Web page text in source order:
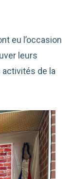
eu l’occasion
leurs
activités de la